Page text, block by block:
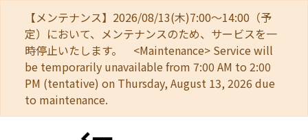
【メンテナンス】2026/08/13(木)7:00～14:00（予
定）において、メンテナンスのため、サービスを一
時停止いたします。 <Maintenance> Service will
be temporarily unavailable from 7:00 AM to 2:00
PM (tentative) on Thursday, August 13, 2026 due
to maintenance.